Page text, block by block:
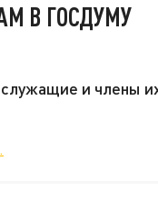
В ГОСДУМУ
и члены